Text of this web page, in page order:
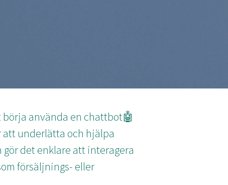
använda en chattbot🤖
att underlätta och hjälpa
det enklare att interagera
försäljnings- eller